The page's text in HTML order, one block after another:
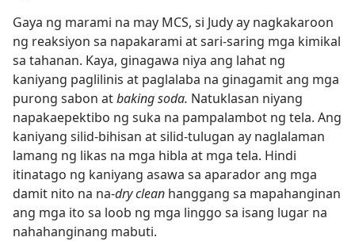
Gaya ng marami na may MCS, si Judy ay nagkakaroon
ng reaksiyon sa napakarami at sari-saring mga kimikal
sa tahanan. Kaya, ginagawa niya ang lahat ng
kaniyang paglilinis at paglalaba na ginagamit ang mga
purong sabon atbaking soda. Natuklasan niyang
napakaepektibo ng suka na pampalambot ng tela. Ang
kaniyang silid-bihisan at silid-tulugan ay naglalaman
lamang ng likas na mga hibla at mga tela. Hindi
itinatago ng kaniyang asawa sa aparador ang mga
damit nito na na-dry clean hanggang sa mapahanginan
ang mga ito sa loob ng mga linggo sa isang lugar na
nahahanginang mabuti.